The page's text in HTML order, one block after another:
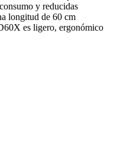
y reducidas
longitud de 60 cm
es ligero, ergonómico